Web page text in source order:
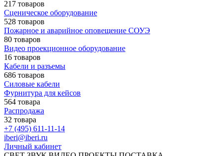
217 товаров
Сценическое оборудование
528 товаров
Пожарное и аварийное оповещение СОУЭ
80 товаров
Видео проекционное оборудование
16 товаров
Кабели и разъемы
686 товаров
Силовые кабели
Фурнитура для кейсов
564 товара
Распродажа
32 товара
+7 (495) 611-11-14
iberi@iberi.ru
Личный кабинет